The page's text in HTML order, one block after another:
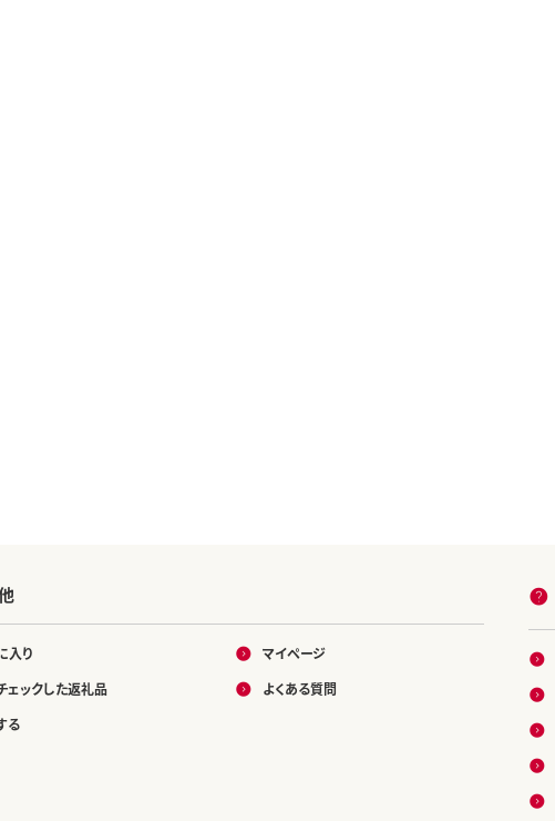
入り
ェックした返礼品
る
マイページ
よくある質問